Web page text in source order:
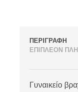
ΠΕΡΙΓΡΑΦΗ
ΕΠΙΠΛΕΟΝ
Γυναικείο